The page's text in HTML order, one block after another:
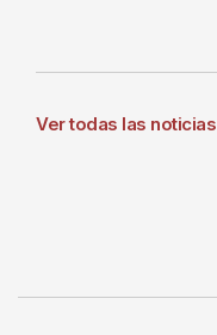
Ver todas las noticias